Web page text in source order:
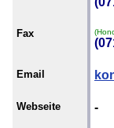
Fax
Email
Webseite -